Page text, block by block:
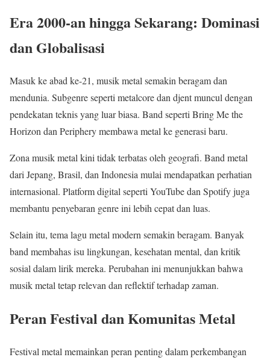
Era 2000-an hingga Sekarang: Dominasi
dan Globalisasi
Masuk ke abad ke-21, musik metal semakin beragam dan
mendunia. Subgenre seperti metalcore dan djent muncul dengan
pendekatan teknis yang luar biasa. Band seperti Bring Me the
Horizon dan Periphery membawa metal ke generasi baru.
Zona musik metal kini tidak terbatas oleh geografi. Band metal
dari Jepang, Brasil, dan Indonesia mulai mendapatkan perhatian
internasional. Platform digital seperti YouTube dan Spotify juga
membantu penyebaran genre ini lebih cepat dan luas.
Selain itu, tema lagu metal modern semakin beragam. Banyak
band membahas isu lingkungan, kesehatan mental, dan kritik
sosial dalam lirik mereka. Perubahan ini menunjukkan bahwa
musik metal tetap relevan dan reflektif terhadap zaman.
Peran Festival dan Komunitas Metal
Festival metal memainkan peran penting dalam perkembangan